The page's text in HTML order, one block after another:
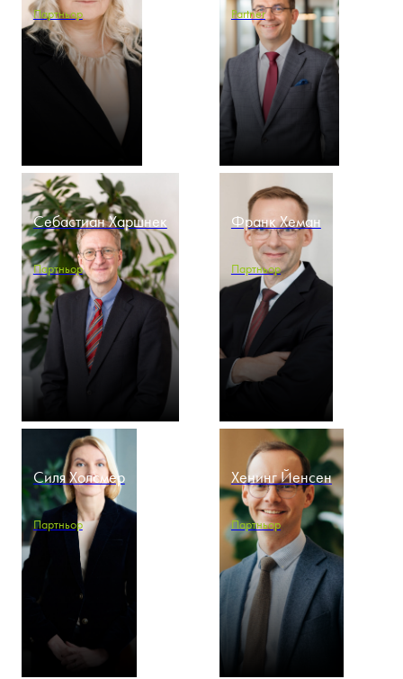
Партньор Partner
Себастиан Харшнек
Партньор
Франк Хеман
Партньор
Силя Холсмер
Партньор
Хенинг Йенсен
Партньор